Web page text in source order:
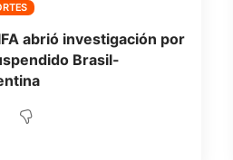
abrió investigación por
Brasil-